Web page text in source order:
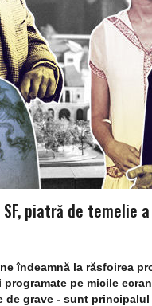
piatră de temelie
îndeamnă la răsfoirea
pe micile
de grave - sunt